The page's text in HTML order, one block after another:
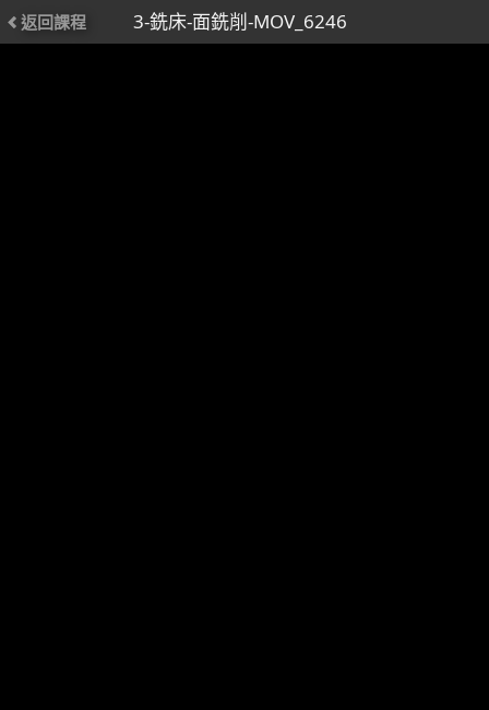
返回課程 3-銑床-面銑削-MOV_6246